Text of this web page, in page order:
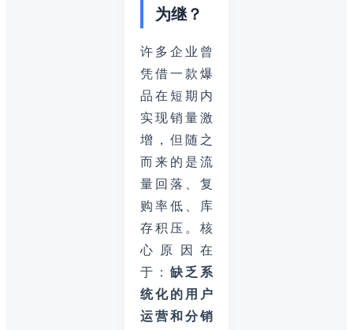
为继？
许多企业曾
凭借一款爆
品在短期内
实现销量激
增，但随之
而来的是流
量回落、复
购率低、库
存积压。核
心原因在
于： 缺乏系
统化的用户
运营和分销